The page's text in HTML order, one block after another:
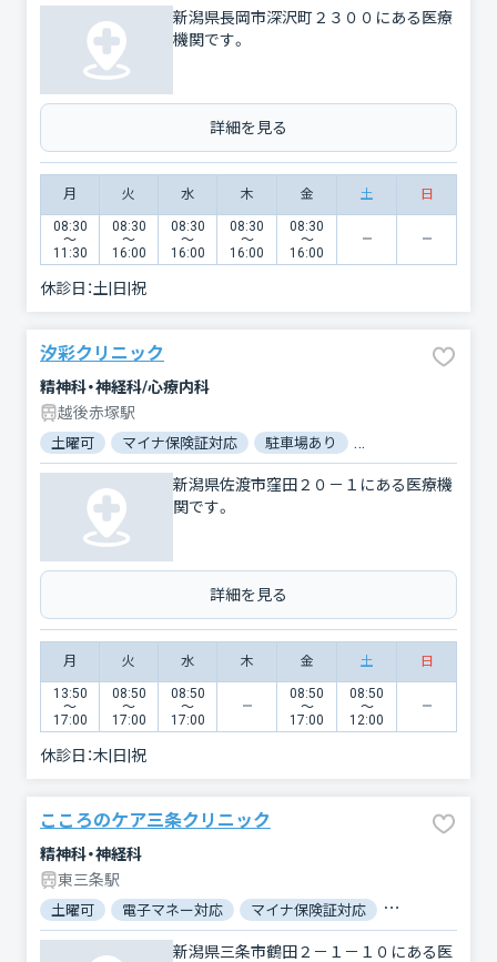
新潟県長岡市深沢町２３００にある医療
機関です。
詳細を見る
月 火 水 木 金 土 日
08:30
〜
11:30
08:30
〜
16:00
08:30
〜
16:00
08:30
〜
16:00
08:30
〜
16:00
休診日：土|日|祝
汐彩クリニック
精神科・神経科/心療内科
越後赤塚駅
土曜可 マイナ保険証対応 駐車場あり
新潟県佐渡市窪田２０－１にある医療機
関です。
詳細を見る
月 火 水 木 金 土 日
13:50
〜
17:00
08:50
〜
17:00
08:50
〜
17:00
08:50
〜
17:00
08:50
〜
12:00
休診日：木|日|祝
こころのケア三条クリニック
精神科・神経科
東三条駅
土曜可 電子マネー対応 マイナ保険証対応 電子処方箋対応
新潟県三条市鶴田２－１－１０にある医